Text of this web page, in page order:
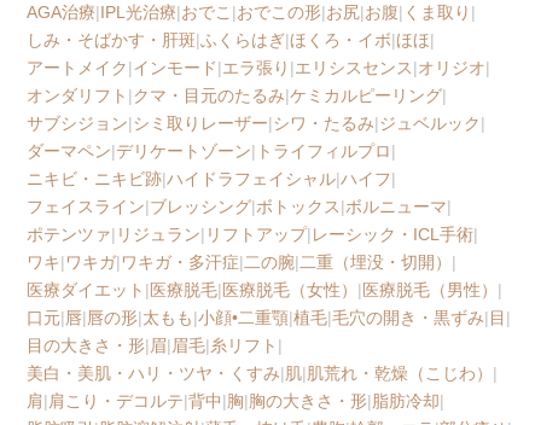
AGA治療|IPL光治療|おでこ |おでこの形|お尻|お腹| くま取り |
しみ・そばかす・肝斑|ふくらはぎ|ほくろ・イボ|ほほ|
アートメイク|インモード|エラ張り |エリシスセンス|オリジオ|
オンダリフト |クマ・目元のたるみ|ケミカルピーリング|
サブシジョン|シミ取りレーザー|シワ・たるみ|ジュベルック|
ダーマペン|デリケートゾーン| トライフィルプロ|
ニキビ・ニキビ跡|ハイドラフェイシャル|ハイフ|
フェイスライン|ブレッシング|ボトックス|ボルニューマ|
ポテンツァ| リジュラン| リフトアップ|レーシック・ICL手術|
ワキ|ワキガ|ワキガ・多汗症|二の腕|二重（埋没・切開） |
医療ダイエット |医療脱毛|医療脱毛（女性） |医療脱毛（男性） |
口元|唇|唇の形|太もも|小顔•二重顎|植毛|毛穴の開き・黒ずみ|目 |
目の大きさ・形|眉|眉毛|糸リフト |
美白・美肌・ハリ・ツヤ・くすみ|肌|肌荒れ・乾燥（こじわ） |
肩|肩こり・デコルテ|背中|胸|胸の大きさ・形|脂肪冷却|